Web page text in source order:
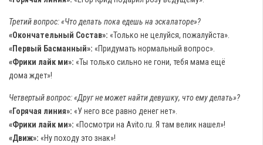
Третий вопрос: «Что делать пока едешь на эскалаторе»?
«Окончательный Состав»: «Только не целуйся, пожалуйста».
«Первый Басманный»: «Придумать нормальный вопрос».
«Фрики лайк ми»: «Ты только сильно не гони, тебя мама ещё
дома ждет»!
Четвертый вопрос: «Друг не может найти девушку, что ему делать»?
«Горячая линия»: «У него все равно денег нет».
«Фрики лайк ми»: «Посмотри на Avito.ru. Я там велик нашел»!
«Движ»: «Ну походу это знак»!